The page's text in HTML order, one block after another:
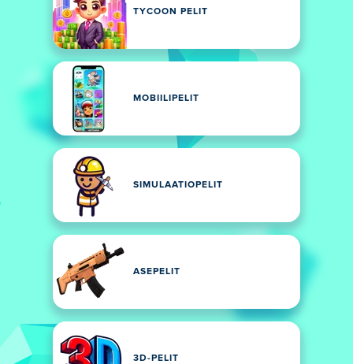
TYCOON PELIT
MOBIILIPELIT
SIMULAATIOPELIT
ASEPELIT
3D-PELIT